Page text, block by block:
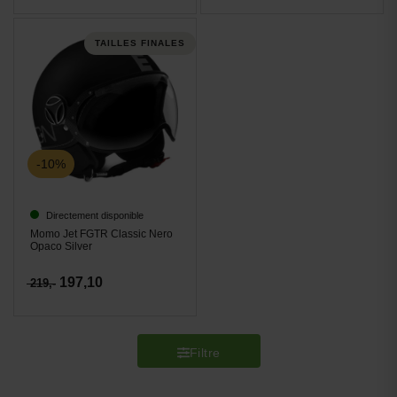
TAILLES FINALES
-10%
Directement disponible
Momo Jet FGTR Classic Nero
Opaco Silver
219,- 197,10
Filtre